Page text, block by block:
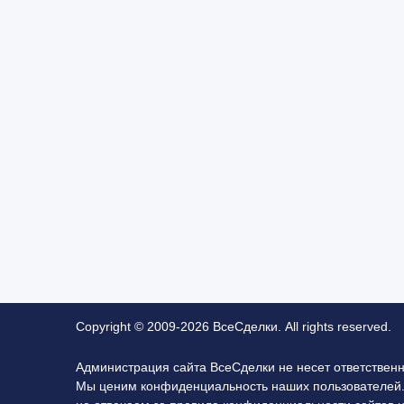
Copyright © 2009-2026 ВсеСделки. All rights reserved.
Администрация сайта ВсеСделки не несет
Мы ценим конфиденциальность наших